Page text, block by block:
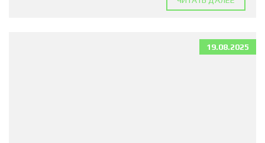
19.08.2025